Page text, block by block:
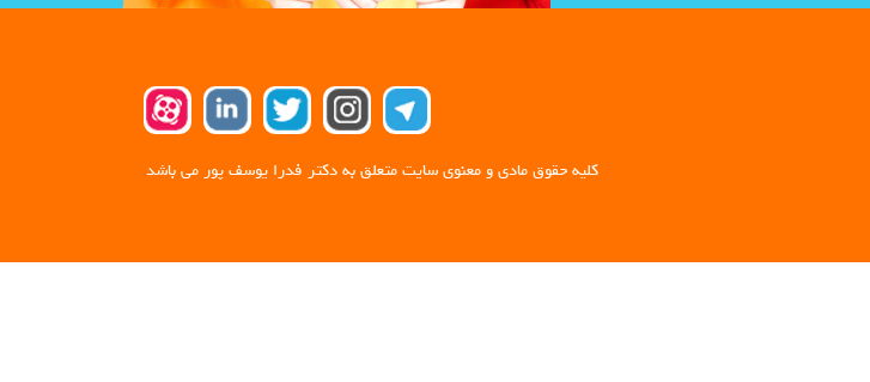
کلیه حقوق مادی و معنوی سایت متعلق به دکتر فدرا یوسف پور می باشد